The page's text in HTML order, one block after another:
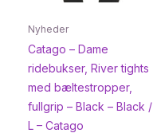
Nyheder
Catago – Dame
ridebukser, River tights
med bæltestropper,
fullgrip – Black – Black /
L – Catago